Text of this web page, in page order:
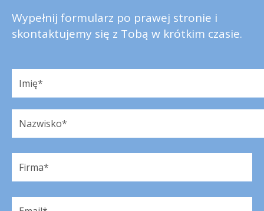
Wypełnij formularz po prawej stronie i
skontaktujemy się z Tobą w krótkim czasie.